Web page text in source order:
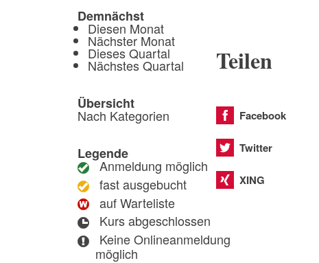
Teilen
Facebook
Twitter
XING
Demnächst
Diesen Monat
Nächster Monat
Dieses Quartal
Nächstes Quartal
Übersicht
Nach Kategorien
Legende
Anmeldung möglich
fast ausgebucht
auf Warteliste
Kurs abgeschlossen
Keine Onlineanmeldung
möglich